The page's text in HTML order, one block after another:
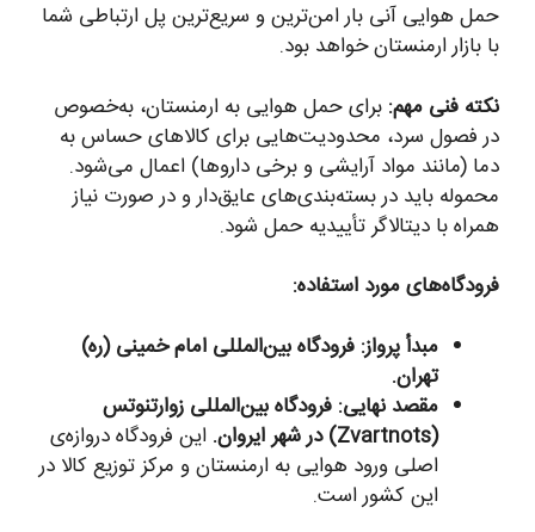
حمل هوایی آنی بار امن‌ترین و سریع‌ترین پل ارتباطی شما
با بازار ارمنستان خواهد بود.
نکته فنی مهم: برای حمل هوایی به ارمنستان، به‌خصوص
در فصول سرد، محدودیت‌هایی برای کالاهای حساس به
دما (مانند مواد آرایشی و برخی داروها) اعمال می‌شود.
محموله باید در بسته‌بندی‌های عایق‌دار و در صورت نیاز
همراه با دیتالاگر تأییدیه حمل شود.
فرودگاه‌های مورد استفاده:
مبدأ پرواز: فرودگاه بین‌المللی امام خمینی (ره)
تهران.
مقصد نهایی: فرودگاه بین‌المللی زوارتنوتس
(Zvartnots) در شهر ایروان.
این فرودگاه دروازه‌ی
اصلی ورود هوایی به ارمنستان و مرکز توزیع کالا در
این کشور است.